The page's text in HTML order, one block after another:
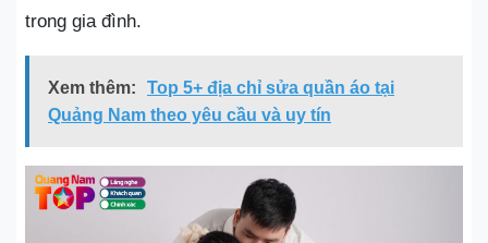
trong gia đình.
Xem thêm:
Top 5+ địa chỉ sửa quần áo tại
Quảng Nam theo yêu cầu và uy tín